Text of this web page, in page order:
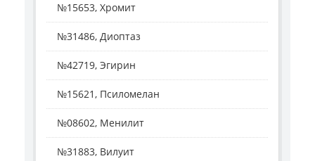
№15653, Хромит
№31486, Диоптаз
№42719, Эгирин
№15621, Псиломелан
№08602, Менилит
№31883, Вилуит